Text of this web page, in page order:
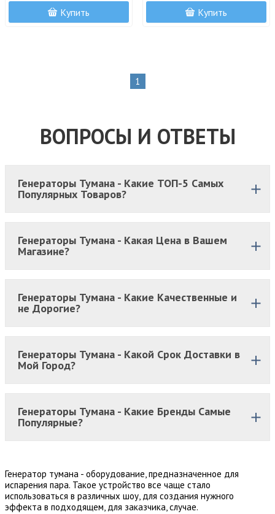
Купить Купить
1
ВОПРОСЫ И ОТВЕТЫ
Генераторы Тумана - Какие ТОП-5 Самых
Популярных Товаров?
Генераторы Тумана - Какая Цена в Вашем
Магазине?
Генераторы Тумана - Какие Качественные и
не Дорогие?
Генераторы Тумана - Какой Срок Доставки в
Мой Город?
Генераторы Тумана - Какие Бренды Самые
Популярные?
Генератор тумана - оборудование, предназначенное для
испарения пара. Такое устройство все чаще стало
использоваться в различных шоу, для создания нужного
эффекта в подходящем, для заказчика, случае.